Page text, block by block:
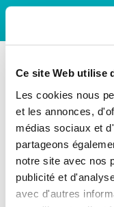
Ce site Web utilise
Les cookies nous
et les annonces,
médias sociaux et
partageons
notre site avec nos
publicité et
avec d'autres